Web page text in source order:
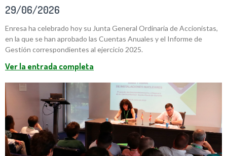
29/06/2026
Enresa ha celebrado hoy su Junta General Ordinaria de Accionistas,
en la que se han aprobado las Cuentas Anuales y el Informe de
Gestión correspondientes al ejercicio 2025.
Ver la entrada completa